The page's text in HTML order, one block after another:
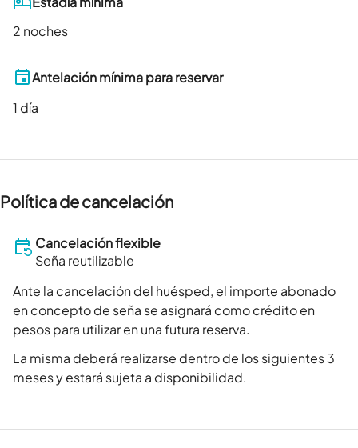
2 noches
Antelación mínima para reservar
1 día
Política de cancelación
Cancelación flexible
Seña reutilizable
Ante la cancelación del huésped, el importe abonado
en concepto de seña se asignará como crédito en
pesos para utilizar en una futura reserva.
La misma deberá realizarse dentro de los siguientes 3
meses y estará sujeta a disponibilidad.